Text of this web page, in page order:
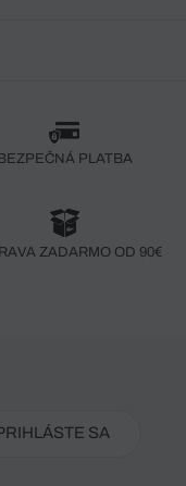
BEZPEČNÁ PLATBA
ZADARMO OD 90€
SA